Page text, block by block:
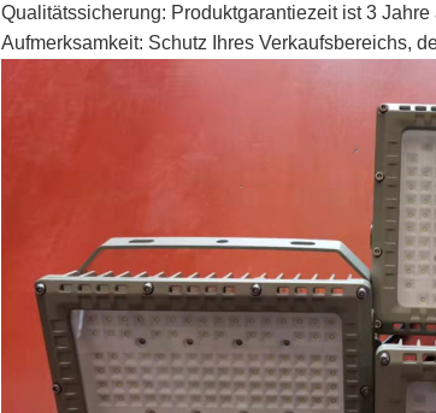
Qualitätssicherung: Produktgarantiezeit ist 3
Aufmerksamkeit: Schutz Ihres Verkaufsbereichs,